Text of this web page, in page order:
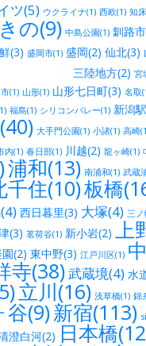
ツ(5) ウクライナ(1) 西欧(1) 知
の(9) 中島公園(1) 釧路
(3) 盛岡市(1) 盛岡(2) 仙北(3)
方(2) 宮
(1) 山形(1) 山形七日町(3) 名取
福島(1) シリコンバレー(1) 新潟
大手門公園(1) 小諸(1) 高崎
内(1) 春日部(1) 川越(2) 龍ヶ崎(1)
浦和(13) 南浦和(1) 武蔵
千住(10)板橋
西日暮里(3) 大塚(4) 三ノ
(3) 茗荷谷(1) 新小岩(2) 上
(2) 東中野(3) 江戸川区(1)
寺(38)武蔵境(4) 水
立川(16) 浅草橋(1) 錦
谷(9)新宿(113)
澄白河(2) 日本橋